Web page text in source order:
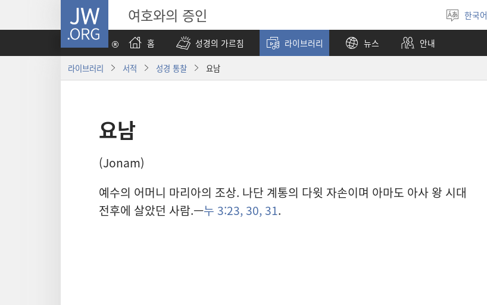
JW.ORG 여호와의 증인
언어
선택
한국어
홈
성경의 가르침 라이브러리 뉴스 안내
라이브러리 서적 성경 통찰 요남
요남
(Jonam)
예수의 어머니 마리아의 조상. 나단 계통의 다윗 자손이며 아마도 아사 왕 시대
전후에 살았던 사람.—누 3:23, 30, 31.